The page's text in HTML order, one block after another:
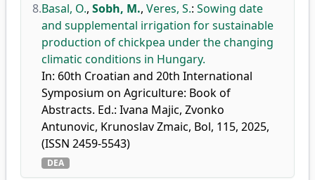
8.Basal, O., Sobh, M., Veres, S.: Sowing date
and supplemental irrigation for sustainable
production of chickpea under the changing
climatic conditions in Hungary.
In: 60th Croatian and 20th International
Symposium on Agriculture: Book of
Abstracts. Ed.: Ivana Majic, Zvonko
Antunovic, Krunoslav Zmaic, Bol, 115, 2025,
(ISSN 2459-5543)
DEA